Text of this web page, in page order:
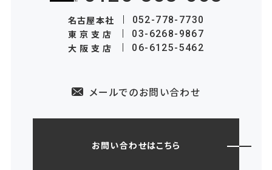
名古屋本社 052-778-7730
東京支店 03-6268-9867
大阪支店 06-6125-5462
メールでのお問い合わせ
お問い合わせはこちら